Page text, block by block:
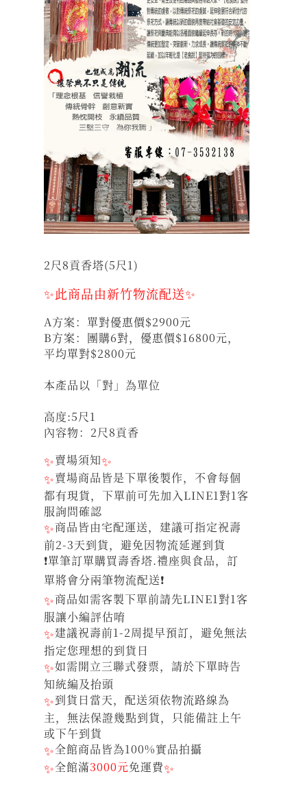
2尺8貢香塔(5尺1)
✨此商品由新竹物流配送✨
A方案：單對優惠價$2900元
B方案：團購6對，優惠價$16800元，
平均單對$2800元
本產品以「對」為單位
高度:5尺1
內容物：2尺8貢香
✨賣場須知✨
✨賣場商品皆是下單後製作，不會每個
都有現貨，下單前可先加入LINE1對1客
服詢問確認
✨商品皆由宅配運送，建議可指定祝壽
前2-3天到貨，避免因物流延遲到貨
❗單筆訂單購買壽香塔.禮座與食品，訂
單將會分兩筆物流配送❗
✨商品如需客製下單前請先LINE1對1客
服讓小編評估唷
✨建議祝壽前1-2周提早預訂，避免無法
指定您理想的到貨日
✨如需開立三聯式發票，請於下單時告
知統編及抬頭
✨到貨日當天，配送須依物流路線為
主，無法保證幾點到貨，只能備註上午
或下午到貨
✨全館商品皆為100%實品拍攝
✨全館滿3000元免運費✨